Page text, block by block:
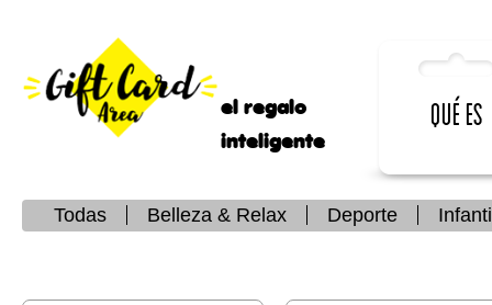
el regalo
inteligente
Qué es
Todas Belleza & Relax Deporte